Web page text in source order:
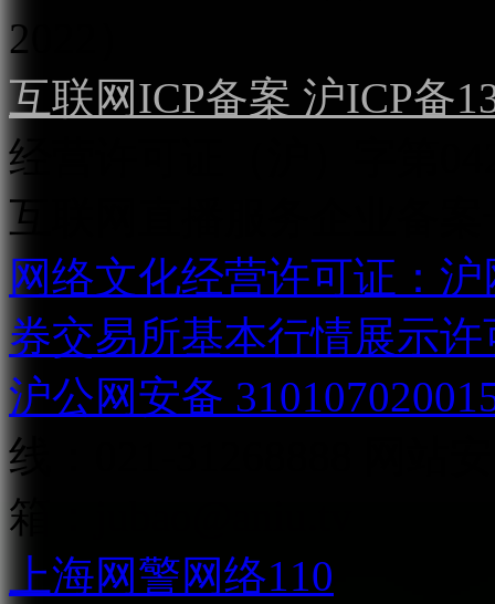
2022）
互联网ICP备案 沪ICP备
经营许可证（沪）字第
互联网直播服务企业备案
网络文化经营许可证：
券交易所基本行情展示许
沪公网安备
线：021-31268888
箱：
上海网警网络110